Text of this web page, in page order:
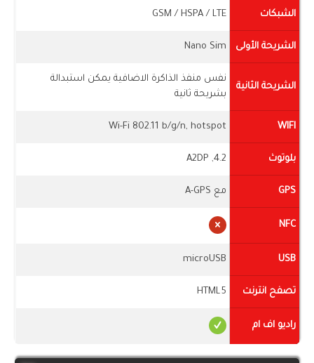
الشبكات GSM / HSPA / LTE
الشريحة الأولى Nano Sim
الشريحة الثانية
نفس منفذ الذاكرة الاضافية يمكن استبدالة
بشريحة ثانية
WIFI
Wi-Fi 802.11 b/g/n, hotspot
بلوتوث 4.2, A2DP
GPS مع A-GPS
NFC
USB
microUSB
تصفح انترنت HTML5
راديو اف ام